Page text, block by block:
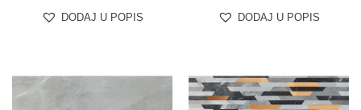
DODAJ U POPIS DODAJ U POPIS